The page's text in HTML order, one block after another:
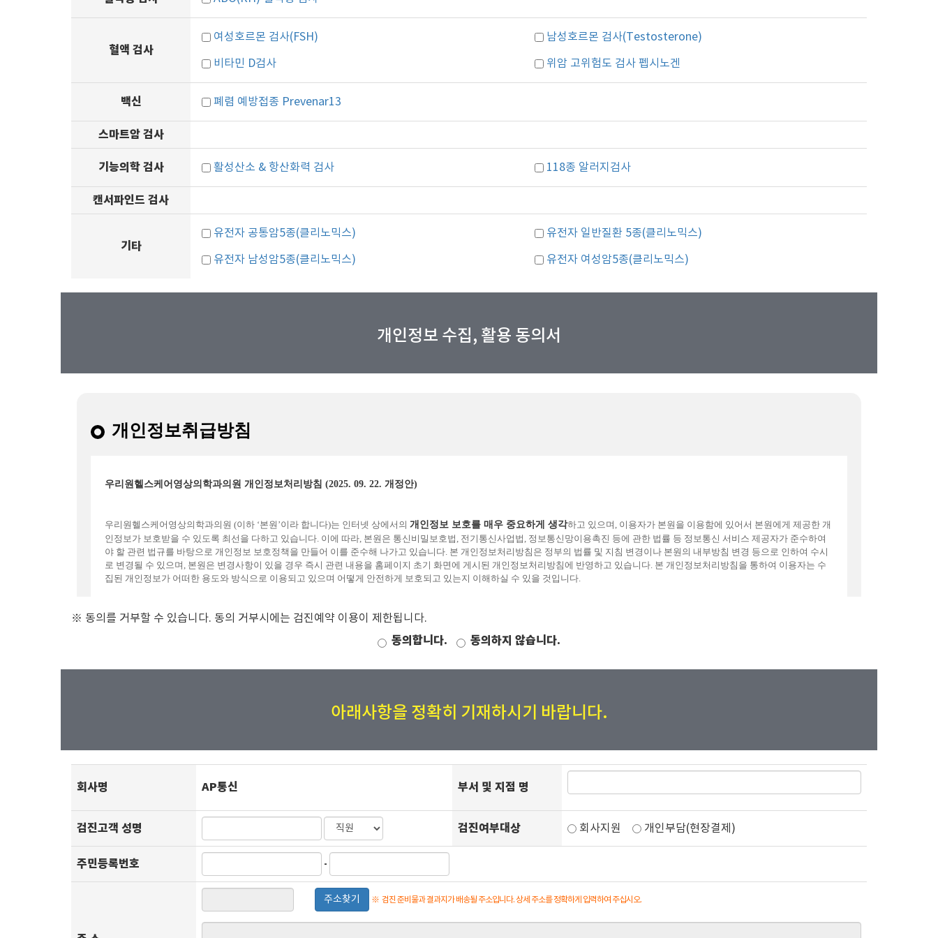
혈액 검사
여성호르몬 검사(FSH) 남성호르몬 검사(Testosterone)
비타민 D검사 위암 고위험도 검사 펩시노겐
백신 폐렴 예방접종 Prevenar13
스마트암 검사
기능의학 검사 활성산소 & 항산화력 검사 118종 알러지검사
캔서파인드 검사
기타
유전자 공통암5종(클리노믹스) 유전자 일반질환 5종(클리노믹스)
유전자 남성암5종(클리노믹스) 유전자 여성암5종(클리노믹스)
개인정보 수집, 활용 동의서
※ 동의를 거부할 수 있습니다. 동의 거부시에는 검진예약 이용이 제한됩니다.
동의합니다. 동의하지 않습니다.
아래사항을 정확히 기재하시기 바랍니다.
회사명 AP통신 부서 및 지점 명
검진고객 성명 검진여부대상 회사지원 개인부담(현장결제)
주민등록번호 -
주소찾기 ※ 검진 준비물과 결과지가 배송될 주소입니다. 상세 주소를 정확하게 입력하여 주십시오.